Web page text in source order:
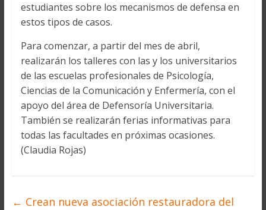
estudiantes sobre los mecanismos de defensa en
estos tipos de casos.
Para comenzar, a partir del mes de abril,
realizarán los talleres con las y los universitarios
de las escuelas profesionales de Psicología,
Ciencias de la Comunicación y Enfermería, con el
apoyo del área de Defensoría Universitaria.
También se realizarán ferias informativas para
todas las facultades en próximas ocasiones.
(Claudia Rojas)
← Crean nueva asociación restauradora del